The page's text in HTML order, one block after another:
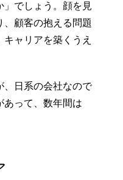
でしょう。顔を見
顧客の抱える問題
ャリアを築くうえ
日系の会社なので
あって、数年間は